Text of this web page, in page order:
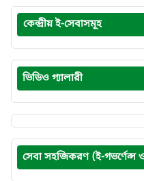
কেন্দ্রীয় ই-সেবাসমূহ
ভিডিও গ্যালারী
সেবা সহজিকরণ (ই-গভর্ণেন্স